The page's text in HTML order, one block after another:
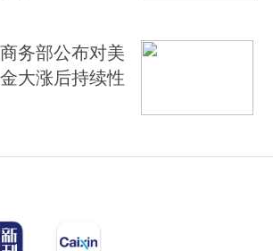
务部公布对美
大涨后持续性